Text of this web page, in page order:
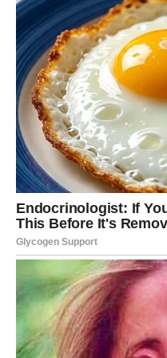
potrebe, nego iz snage. I
a ne moli.
Posao i novac –
što zaslužujete
Sudbina Lavu u narednim
uspeh, dogovor, novu
je rođen da vodi, da
dolazi period u kojem se
Novac se stabilizuje, ali
kontrolu nad svojim
RAK –
MIR, LJUBAV I